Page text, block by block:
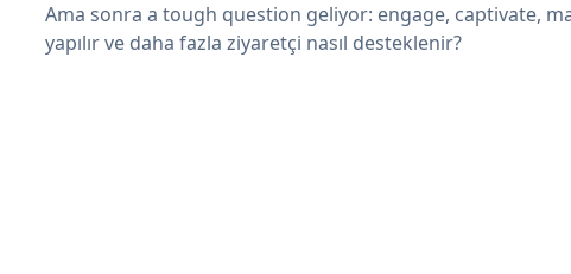
Ama sonra a tough question geliyor: engage, captivate,
yapılır ve daha fazla ziyaretçi nasıl desteklenir?